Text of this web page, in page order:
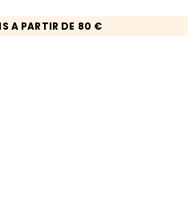
A PARTIR DE 80 €